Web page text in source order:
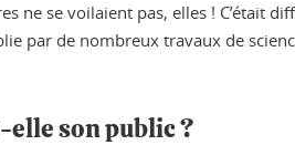
ne se voilaient pas, elles ! C’était
par de nombreux travaux de
son public ?